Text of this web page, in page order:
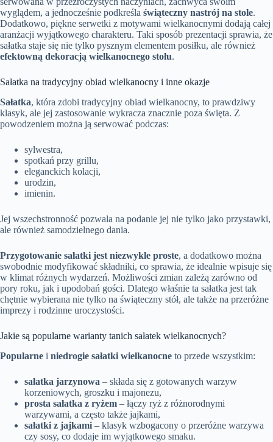
wyglądem, a jednocześnie podkreśla świąteczny nastrój na stole.
Dodatkowo, piękne serwetki z motywami wielkanocnymi dodają całej
aranżacji wyjątkowego charakteru. Taki sposób prezentacji sprawia, że
sałatka staje się nie tylko pysznym elementem posiłku, ale również
efektowną dekoracją wielkanocnego stołu.
Sałatka na tradycyjny obiad wielkanocny i inne okazje
Sałatka, która zdobi tradycyjny obiad wielkanocny, to prawdziwy
klasyk, ale jej zastosowanie wykracza znacznie poza święta. Z
powodzeniem można ją serwować podczas:
sylwestra,
spotkań przy grillu,
eleganckich kolacji,
urodzin,
imienin.
Jej wszechstronność pozwala na podanie jej nie tylko jako przystawki,
ale również samodzielnego dania.
Przygotowanie sałatki jest niezwykle proste, a dodatkowo można
swobodnie modyfikować składniki, co sprawia, że idealnie wpisuje się
w klimat różnych wydarzeń. Możliwości zmian zależą zarówno od
pory roku, jak i upodobań gości. Dlatego właśnie ta sałatka jest tak
chętnie wybierana nie tylko na świąteczny stół, ale także na przeróżne
imprezy i rodzinne uroczystości.
Jakie są popularne warianty tanich sałatek wielkanocnych?
Popularne i niedrogie sałatki wielkanocne to przede wszystkim:
sałatka jarzynowa – składa się z gotowanych warzyw
korzeniowych, groszku i majonezu,
prosta sałatka z ryżem – łączy ryż z różnorodnymi
warzywami, a często także jajkami,
sałatki z jajkami – klasyk wzbogacony o przeróżne warzywa
czy sosy, co dodaje im wyjątkowego smaku.